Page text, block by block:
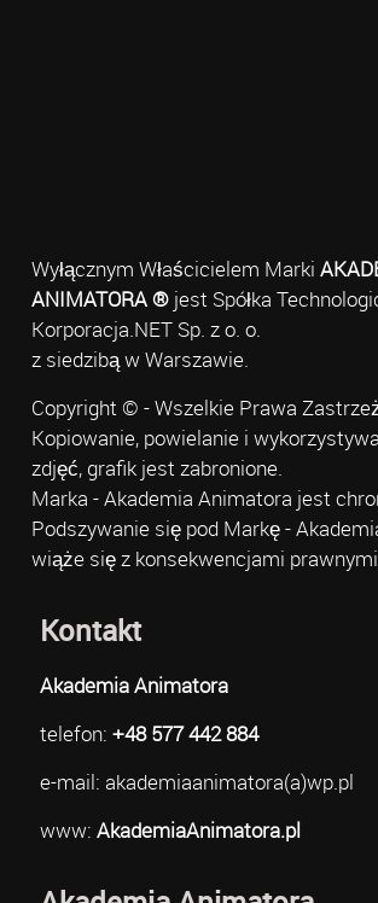
Wyłącznym Właścicielem Marki
ANIMATORA ®jest Spółka
Korporacja.NET Sp. z o. o.
z siedzibą w Warszawie.
Copyright © - Wszelkie Prawa
Kopiowanie, powielanie i
zdjęć, grafik jest zabronione.
Marka - Akademia Animatora jest
Podszywanie się pod Markę -
wiąże się z konsekwencjami
Kontakt
Akademia Animatora
telefon: +48 577 442 884
e-mail: akademiaanimatora(a)wp.pl
www: AkademiaAnimatora.pl